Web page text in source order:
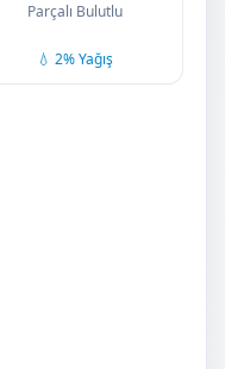
Parçalı Bulutlu
💧 2% Yağış